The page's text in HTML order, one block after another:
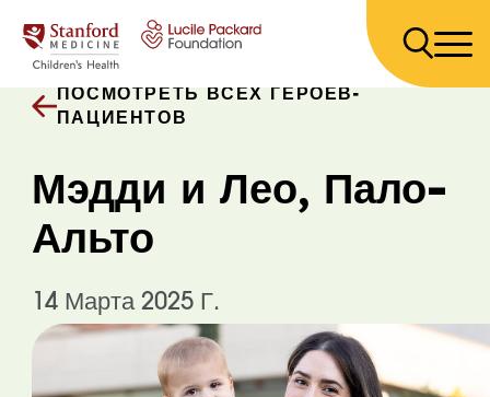
Перейти к содержанию
ПОСМОТРЕТЬ ВСЕХ ГЕРОЕВ-
ПАЦИЕНТОВ
Мэдди и Лео, Пало-
Альто
14 Марта 2025 Г.